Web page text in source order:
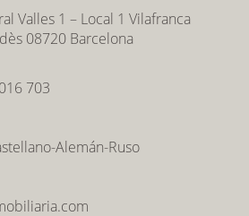
Valles 1 – Local 1 Vilafranca
08720 Barcelona
703
Alemán-Ruso